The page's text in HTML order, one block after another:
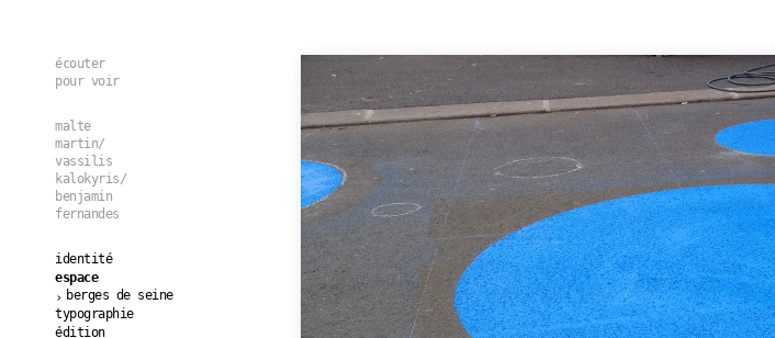
écouter
pour voir
malte
martin/
vassilis
kalokyris/
benjamin
fernandes
identité
espace
berges de seine
typographie
édition